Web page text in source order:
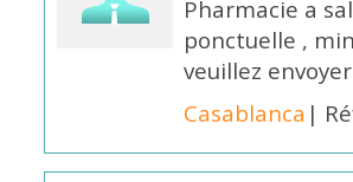
Pharmacie a
ponctuelle ,
veuillez
Casablanca |